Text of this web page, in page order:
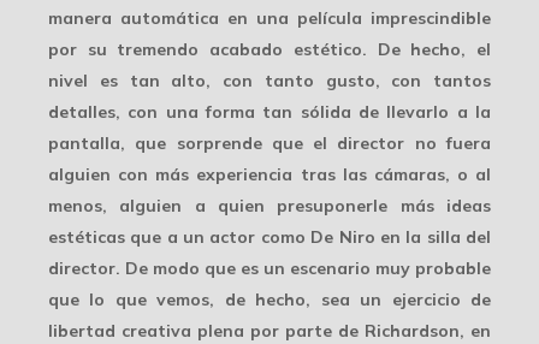
manera automática en una película imprescindible
por su tremendo acabado estético. De hecho, el
nivel es tan alto, con tanto gusto, con tantos
detalles, con una forma tan sólida de llevarlo a la
pantalla, que sorprende que el director no fuera
alguien con más experiencia tras las cámaras, o al
menos, alguien a quien presuponerle más ideas
estéticas que a un actor como De Niro en la silla del
director. De modo que es un escenario muy probable
que lo que vemos, de hecho, sea un ejercicio de
libertad creativa plena por parte de Richardson, en